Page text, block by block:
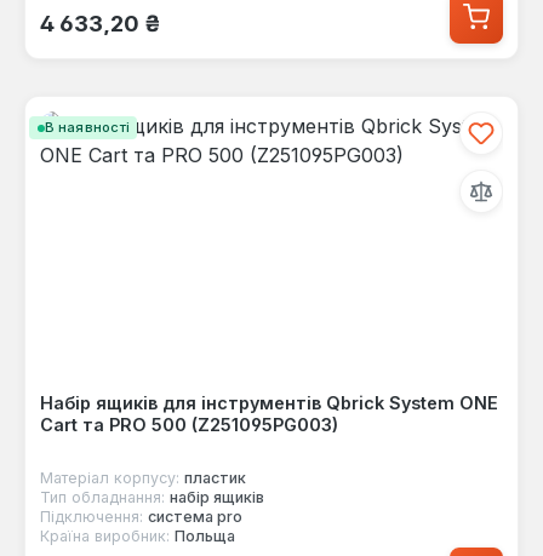
Звичайна ціна:
4 633,20 ₴
В наявності
Набір ящиків для інструментів Qbrick System ONE
Cart та PRO 500 (Z251095PG003)
Матеріал корпусу: пластик
Тип обладнання: набір ящиків
Підключення: система pro
Країна виробник: Польща